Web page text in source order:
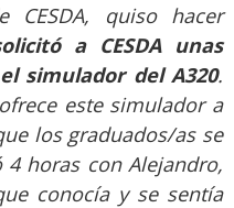
CESDA, quiso hacer
a CESDA unas
simulador del A320.
este simulador a
los graduados/as se
horas con Alejandro,
conocía y se sentía